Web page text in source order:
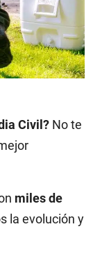
Civil? No te
miles de
la evolución y